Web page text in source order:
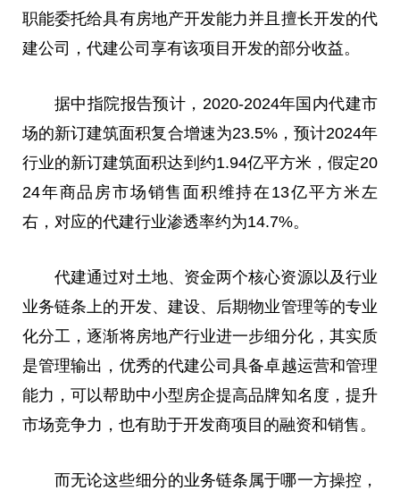
职能委托给具有房地产开发能力并且擅长开发的代
建公司，代建公司享有该项目开发的部分收益。
据中指院报告预计，2020-2024年国内代建市
场的新订建筑面积复合增速为23.5%，预计2024年
行业的新订建筑面积达到约1.94亿平方米，假定20
24年商品房市场销售面积维持在13亿平方米左
右，对应的代建行业渗透率约为14.7%。
代建通过对土地、资金两个核心资源以及行业
业务链条上的开发、建设、后期物业管理等的专业
化分工，逐渐将房地产行业进一步细分化，其实质
是管理输出，优秀的代建公司具备卓越运营和管理
能力，可以帮助中小型房企提高品牌知名度，提升
市场竞争力，也有助于开发商项目的融资和销售。
而无论这些细分的业务链条属于哪一方操控，